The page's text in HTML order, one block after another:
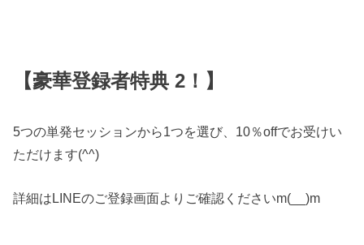
【豪華登録者特典 2！】
5つの単発セッションから1つを選び、10％offでお受けい
ただけます(^^)
詳細はLINEのご登録画面よりご確認くださいm(__)m